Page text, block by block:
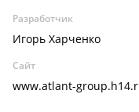
Разработчик
Игорь Харченко
Сайт
www.atlant-